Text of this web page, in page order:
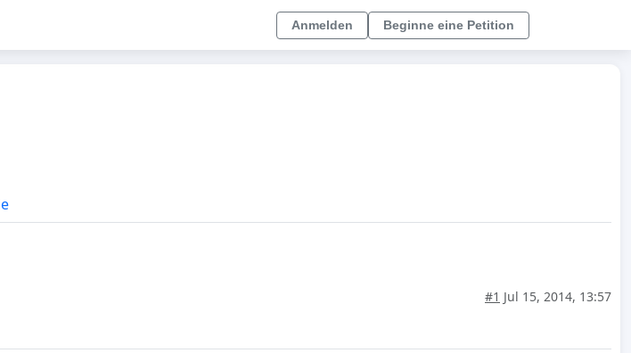
Anmelden Beginne eine Petition
#1 Jul 15, 2014, 13:57